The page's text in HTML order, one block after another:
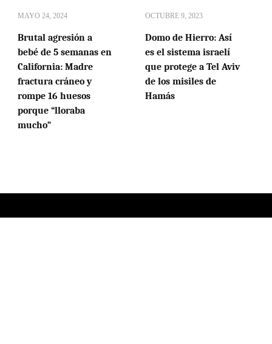
MAYO 24, 2024
Brutal agresión a
bebé de 5 semanas en
California: Madre
fractura cráneo y
rompe 16 huesos
porque “lloraba
mucho”
OCTUBRE 9, 2023
Domo de Hierro: Así
es el sistema israelí
que protege a Tel Aviv
de los misiles de
Hamás